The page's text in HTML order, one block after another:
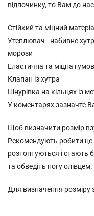
відпочинку, то Вам до
Стійкий та міцний
Утеплювач - набивне
морози
Еластична та міцна
Клапан із хутра
Шнурівка на кільцях із
У коментарях зазначте
Щоб визначити розмір
Рекомендують робити це
розтоптуються і стають
та обведіть ногу олівцем.
Для визначення розміру